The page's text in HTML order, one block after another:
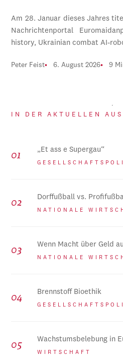
Am 28. Januar dieses Jahres
Nachrichtenportal
history, Ukrainian combat AI-
Peter Feist 6. August 2026 9
IN DER AKTUELLEN
„Et ass e Supergau“
Dorffußball vs.
NATIONALE
Wenn Macht über Geld
NATIONALE
Brennstoff Bioethik
Wachstumsbelebung in
WIRTSCHAFT